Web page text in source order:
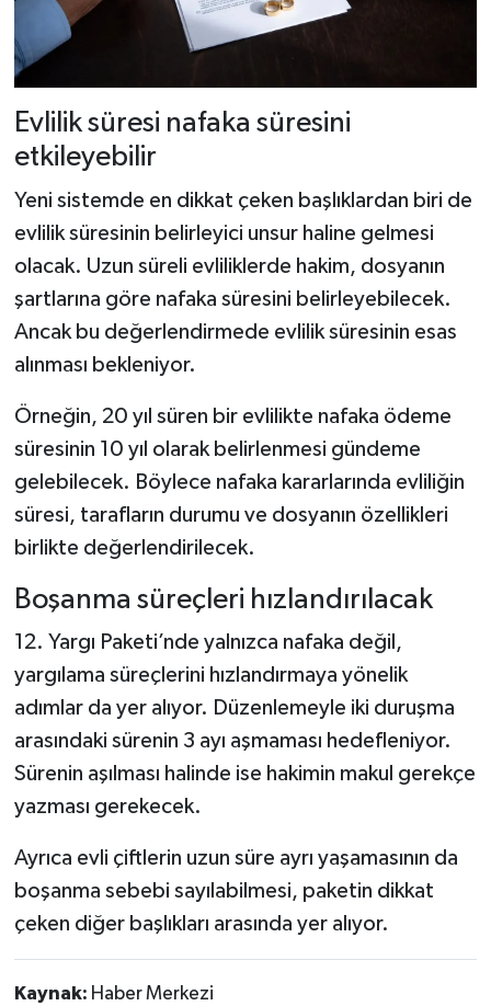
Evlilik süresi nafaka süresini
etkileyebilir
Yeni sistemde en dikkat çeken başlıklardan biri de
evlilik süresinin belirleyici unsur haline gelmesi
olacak. Uzun süreli evliliklerde hakim, dosyanın
şartlarına göre nafaka süresini belirleyebilecek.
Ancak bu değerlendirmede evlilik süresinin esas
alınması bekleniyor.
Örneğin, 20 yıl süren bir evlilikte nafaka ödeme
süresinin 10 yıl olarak belirlenmesi gündeme
gelebilecek. Böylece nafaka kararlarında evliliğin
süresi, tarafların durumu ve dosyanın özellikleri
birlikte değerlendirilecek.
Boşanma süreçleri hızlandırılacak
12. Yargı Paketi’nde yalnızca nafaka değil,
yargılama süreçlerini hızlandırmaya yönelik
adımlar da yer alıyor. Düzenlemeyle iki duruşma
arasındaki sürenin 3 ayı aşmaması hedefleniyor.
Sürenin aşılması halinde ise hakimin makul gerekçe
yazması gerekecek.
Ayrıca evli çiftlerin uzun süre ayrı yaşamasının da
boşanma sebebi sayılabilmesi, paketin dikkat
çeken diğer başlıkları arasında yer alıyor.
Kaynak: Haber Merkezi